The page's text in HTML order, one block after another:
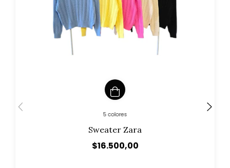
5 colores
Sweater Zara
$16.500,00